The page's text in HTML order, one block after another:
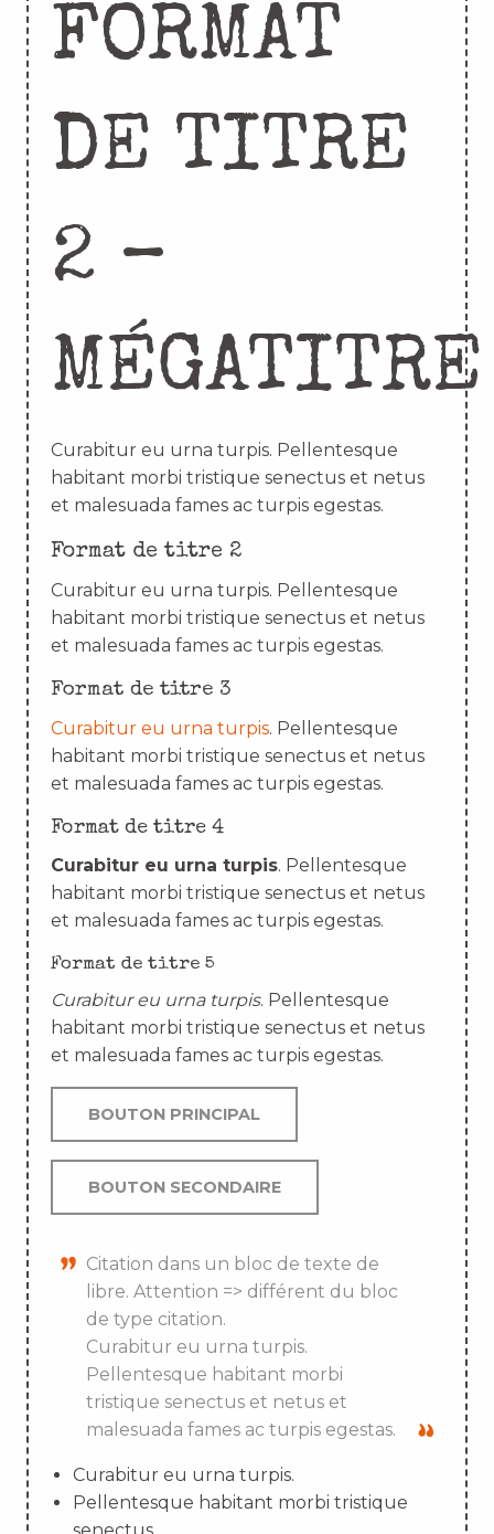
FORMAT
DE TITRE
2 –
MÉGATITRE
Curabitur eu urna turpis. Pellentesque
habitant morbi tristique senectus et netus
et malesuada fames ac turpis egestas.
Format de titre 2
Curabitur eu urna turpis. Pellentesque
habitant morbi tristique senectus et netus
et malesuada fames ac turpis egestas.
Format de titre 3
Curabitur eu urna turpis. Pellentesque
habitant morbi tristique senectus et netus
et malesuada fames ac turpis egestas.
Format de titre 4
Curabitur eu urna turpis. Pellentesque
habitant morbi tristique senectus et netus
et malesuada fames ac turpis egestas.
Format de titre 5
Curabitur eu urna turpis. Pellentesque
habitant morbi tristique senectus et netus
et malesuada fames ac turpis egestas.
BOUTON PRINCIPAL
BOUTON SECONDAIRE
Citation dans un bloc de texte de
libre. Attention => différent du bloc
de type citation.
Curabitur eu urna turpis.
Pellentesque habitant morbi
tristique senectus et netus et
malesuada fames ac turpis egestas.
Curabitur eu urna turpis.
Pellentesque habitant morbi tristique